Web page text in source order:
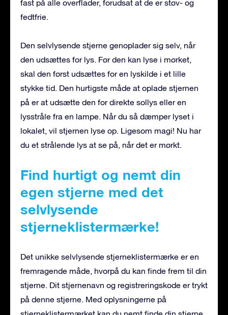
fast på alle overflader, forudsat at de er støv- og
fedtfrie.
Den selvlysende stjerne genoplader sig selv, når
den udsættes for lys. Før den kan lyse i mørket,
skal den først udsættes for en lyskilde i et lille
stykke tid. Den hurtigste måde at oplade stjernen
på er at udsætte den for direkte sollys eller en
lysstråle fra en lampe. Når du så dæmper lyset i
lokalet, vil stjernen lyse op. Ligesom magi! Nu har
du et strålende lys at se på, når det er mørkt.
Find hurtigt og nemt din
egen stjerne med det
selvlysende
stjerneklistermærke!
Det unikke selvlysende stjerneklistermærke er en
fremragende måde, hvorpå du kan finde frem til din
stjerne. Dit stjernenavn og registreringskode er trykt
på denne stjerne. Med oplysningerne på